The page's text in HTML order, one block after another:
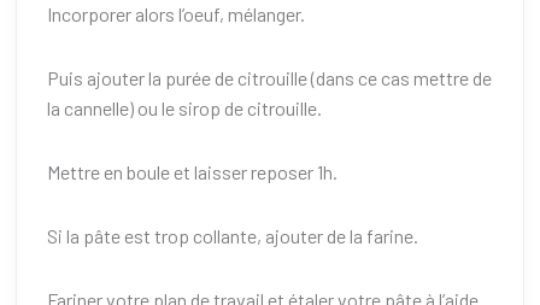
Incorporer alors l’oeuf, mélanger.
Puis ajouter la purée de citrouille (dans ce cas mettre de
la cannelle) ou le sirop de citrouille.
Mettre en boule et laisser reposer 1h.
Si la pâte est trop collante, ajouter de la farine.
Fariner votre plan de travail et étaler votre pâte à l’aide